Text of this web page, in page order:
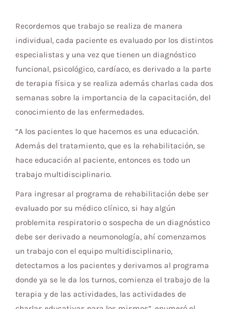
Recordemos que trabajo se realiza de manera
individual, cada paciente es evaluado por los distintos
especialistas y una vez que tienen un diagnóstico
funcional, psicológico, cardíaco, es derivado a la parte
de terapia física y se realiza además charlas cada dos
semanas sobre la importancia de la capacitación, del
conocimiento de las enfermedades.
“A los pacientes lo que hacemos es una educación.
Además del tratamiento, que es la rehabilitación, se
hace educación al paciente, entonces es todo un
trabajo multidisciplinario.
Para ingresar al programa de rehabilitación debe ser
evaluado por su médico clínico, si hay algún
problemita respiratorio o sospecha de un diagnóstico
debe ser derivado a neumonología, ahí comenzamos
un trabajo con el equipo multidisciplinario,
detectamos a los pacientes y derivamos al programa
donde ya se le da los turnos, comienza el trabajo de la
terapia y de las actividades, las actividades de